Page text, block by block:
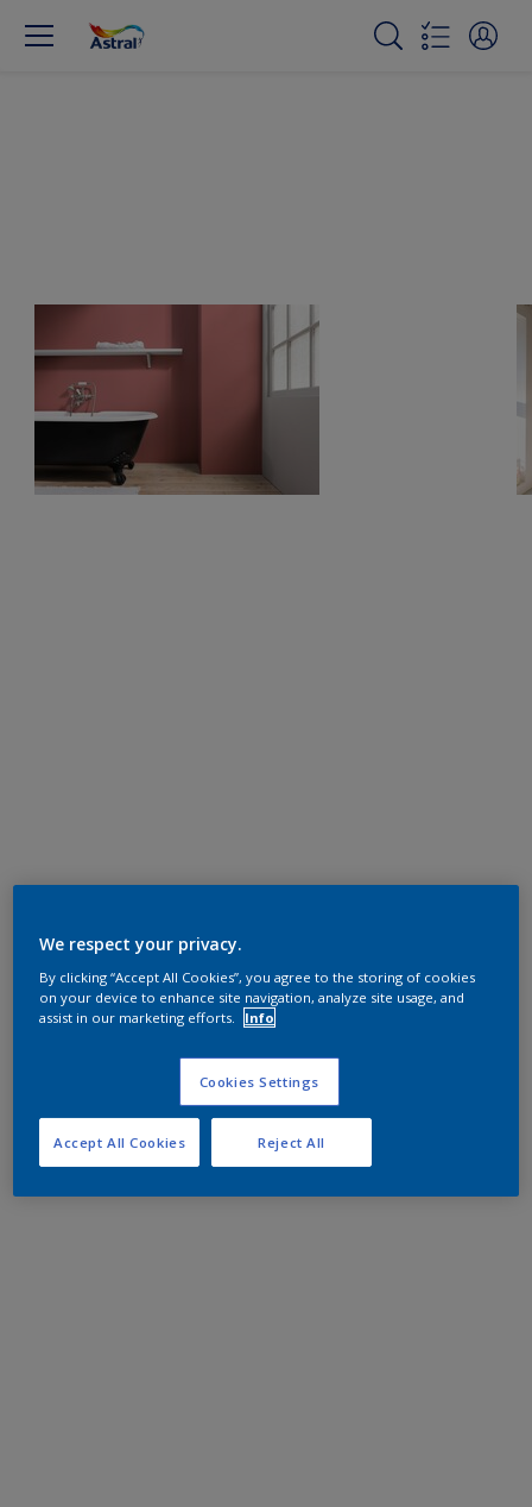
We respect your privacy.
By clicking “Accept All Cookies”, you agree to the storing of cookies
on your device to enhance site navigation, analyze site usage, and
assist in our marketing efforts.
Info
Cookies Settings
Reject All
Accept All Cookies